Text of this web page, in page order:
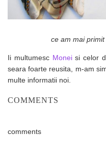
ce am mai
Ii multumesc Moneisi celor
seara foarte reusita, m-am
multe informatii noi.
COMMENTS
comments